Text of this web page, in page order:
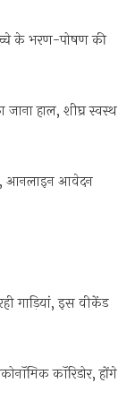
के भरण-पोषण की
जाना हाल, शीघ्र स्वस्थ
आनलाइन आवेदन
गाड़ियां, इस वीकेंड
कॉरिडोर, होंगे